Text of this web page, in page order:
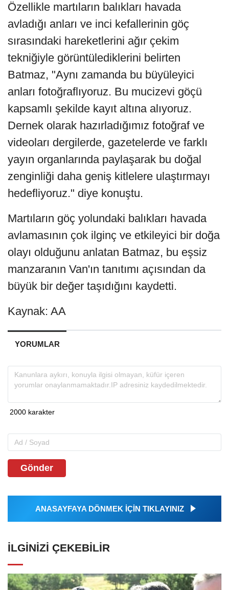
Özellikle martıların balıkları havada
avladığı anları ve inci kefallerinin göç
sırasındaki hareketlerini ağır çekim
tekniğiyle görüntülediklerini belirten
Batmaz, "Aynı zamanda bu büyüleyici
anları fotoğraflıyoruz. Bu mucizevi göçü
kapsamlı şekilde kayıt altına alıyoruz.
Dernek olarak hazırladığımız fotoğraf ve
videoları dergilerde, gazetelerde ve farklı
yayın organlarında paylaşarak bu doğal
zenginliği daha geniş kitlelere ulaştırmayı
hedefliyoruz." diye konuştu.
Martıların göç yolundaki balıkları havada
avlamasının çok ilginç ve etkileyici bir doğa
olayı olduğunu anlatan Batmaz, bu eşsiz
manzaranın Van'ın tanıtımı açısından da
büyük bir değer taşıdığını kaydetti.
Kaynak: AA
YORUMLAR
Gönder
ANASAYFAYA DÖNMEK İÇİN TIKLAYINIZ
İLGINIZI ÇEKEBILIR